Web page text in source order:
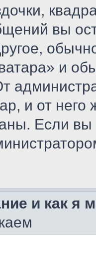
вы
и
и от него
Если
и как я